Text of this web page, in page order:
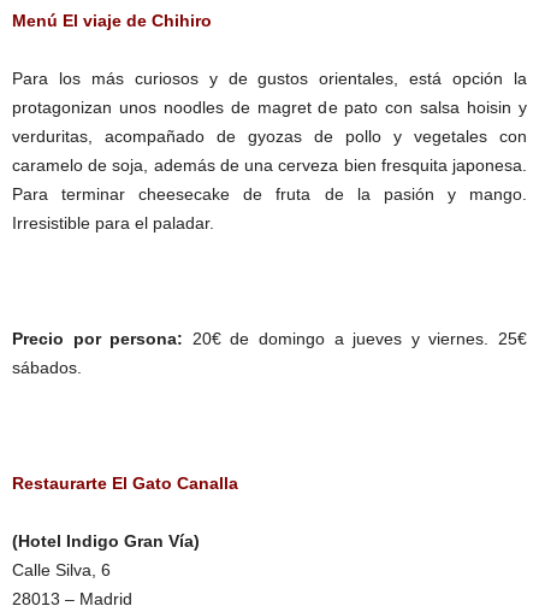
Menú El viaje de Chihiro
Para los más curiosos y de gustos orientales, está opción la
protagonizan unos noodles de magret de pato con salsa hoisin y
verduritas, acompañado de gyozas de pollo y vegetales con
caramelo de soja, además de una cerveza bien fresquita japonesa.
Para terminar cheesecake de fruta de la pasión y mango.
Irresistible para el paladar.
Precio por persona: 20€ de domingo a jueves y viernes. 25€
sábados.
Restaurarte El Gato Canalla
(Hotel Indigo Gran Vía)
Calle Silva, 6
28013 – Madrid